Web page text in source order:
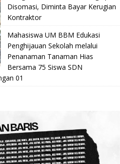
Disomasi, Diminta Bayar Kerugian
Kontraktor
Mahasiswa UM BBM Edukasi
Penghijauan Sekolah melalui
Penanaman Tanaman Hias
Bersama 75 Siswa SDN
01